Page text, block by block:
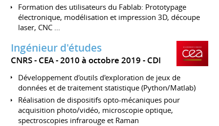
Formation des utilisateurs du Fablab: Prototypage
électronique, modélisation et impression 3D, découpe
laser, CNC ...
Ingénieur d'études
CNRS - CEA 2010 à octobre 2019 CDI
Développement d'outils d'exploration de jeux de
données et de traitement statistique (Python/Matlab)
Réalisation de dispositifs opto-mécaniques pour
acquisition photo/vidéo, microscopie optique,
spectroscopies infrarouge et Raman